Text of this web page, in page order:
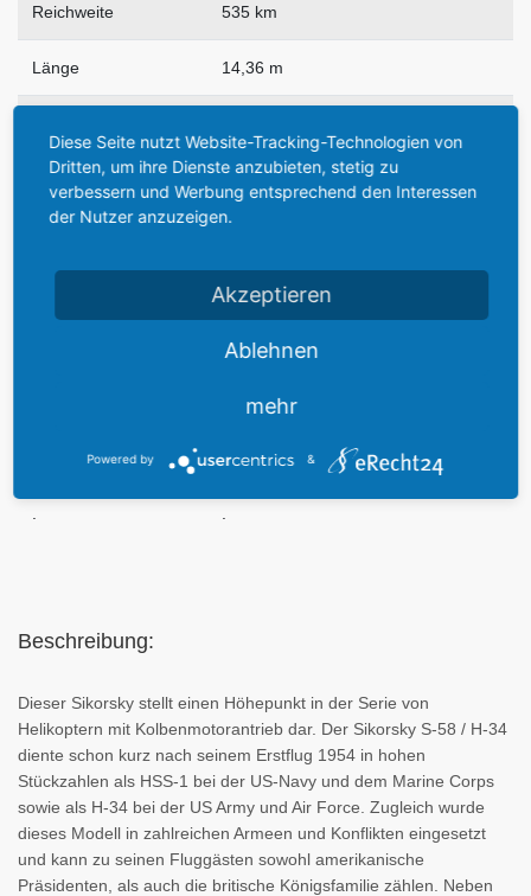
Reichweite 535 km
Länge 14,36 m
Höhe 4,32 m
4-Blatt
3.429 kg
6.050 kg
Zuladung 2.150 kg bei 200 Km Reichweite
Beschreibung:
Dieser Sikorsky stellt einen Höhepunkt in der Serie von
Helikoptern mit Kolbenmotorantrieb dar. Der Sikorsky S-58 / H-34
diente schon kurz nach seinem Erstflug 1954 in hohen
Stückzahlen als HSS-1 bei der US-Navy und dem Marine Corps
sowie als H-34 bei der US Army und Air Force. Zugleich wurde
dieses Modell in zahlreichen Armeen und Konflikten eingesetzt
und kann zu seinen Fluggästen sowohl amerikanische
Präsidenten, als auch die britische Königsfamilie zählen. Neben
Diese Seite nutzt Website-Tracking-Technologien von
Dritten, um ihre Dienste anzubieten, stetig zu
verbessern und Werbung entsprechend den Interessen
der Nutzer anzuzeigen.
Akzeptieren
Ablehnen
mehr
Powered by &